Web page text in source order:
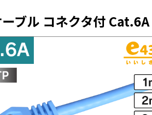
ブル コネクタ付